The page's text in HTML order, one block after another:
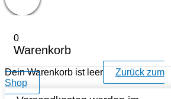
0
Warenkorb
Dein Warenkorb ist leer
Zurück zum
Shop